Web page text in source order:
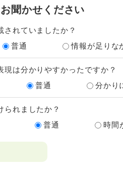
聞かせください
されていましたか？
普通 情報が足りな
現は分かりやすかったですか？
普通 分かり
られましたか？
普通 時間